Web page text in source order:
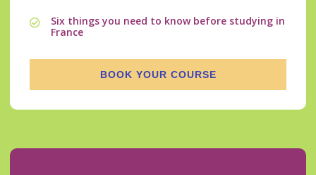
Six things you need to know before studying in
France
BOOK YOUR COURSE